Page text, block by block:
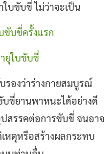
บขับขี่ ไม่ว่าจะเป็น
ขับขี่ครั้งแรก
ยุใบขับขี่
รองว่าร่างกายสมบูรณ์
ขี่ยานพาหนะได้อย่างดี
ปสรรคต่อการขับขี่ จนอาจ
หตุหรือสร้างผลกระทบ